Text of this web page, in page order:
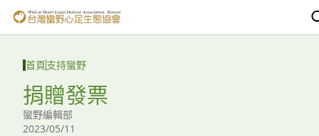
台灣蠻野心足生態協會
議題與行動
環境教育
首頁支持蠻野
捐贈發票
蠻野編輯部
2023/05/11